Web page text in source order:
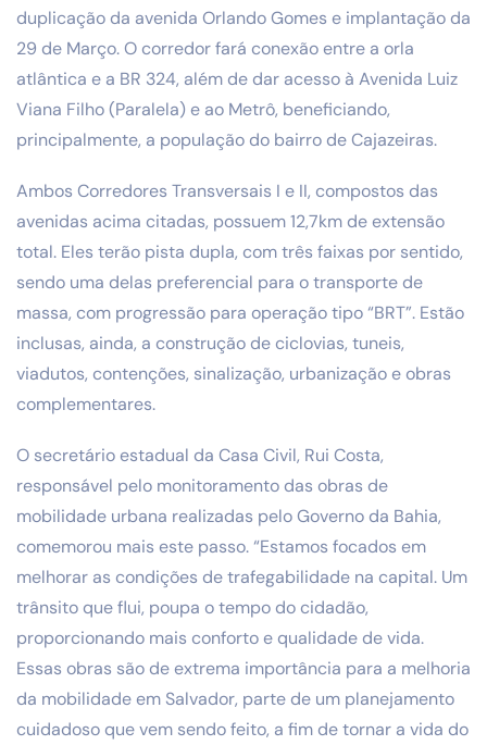
duplicação da avenida Orlando Gomes e implantação da
29 de Março. O corredor fará conexão entre a orla
atlântica e a BR 324, além de dar acesso à Avenida Luiz
Viana Filho (Paralela) e ao Metrô, beneficiando,
principalmente, a população do bairro de Cajazeiras.
Ambos Corredores Transversais I e II, compostos das
avenidas acima citadas, possuem 12,7km de extensão
total. Eles terão pista dupla, com três faixas por sentido,
sendo uma delas preferencial para o transporte de
massa, com progressão para operação tipo “BRT”. Estão
inclusas, ainda, a construção de ciclovias, tuneis,
viadutos, contenções, sinalização, urbanização e obras
complementares.
O secretário estadual da Casa Civil, Rui Costa,
responsável pelo monitoramento das obras de
mobilidade urbana realizadas pelo Governo da Bahia,
comemorou mais este passo. “Estamos focados em
melhorar as condições de trafegabilidade na capital. Um
trânsito que flui, poupa o tempo do cidadão,
proporcionando mais conforto e qualidade de vida.
Essas obras são de extrema importância para a melhoria
da mobilidade em Salvador, parte de um planejamento
cuidadoso que vem sendo feito, a fim de tornar a vida do